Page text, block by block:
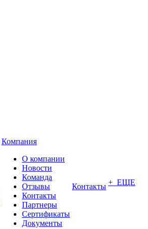
Компания
О компании
Новости
Команда
Отзывы
Контакты
Партнеры
Сертификаты
Документы
Контакты + ЕЩЕ